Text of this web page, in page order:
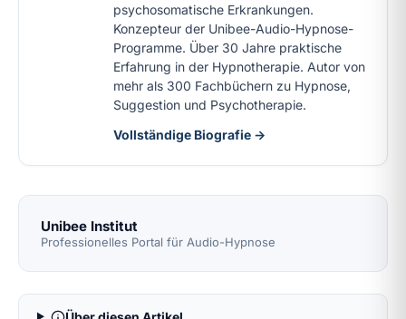
psychosomatische Erkrankungen.
Konzepteur der Unibee-Audio-Hypnose-
Programme. Über 30 Jahre praktische
Erfahrung in der Hypnotherapie. Autor von
mehr als 300 Fachbüchern zu Hypnose,
Suggestion und Psychotherapie.
Vollständige Biografie →
Unibee Institut
Professionelles Portal für Audio-Hypnose